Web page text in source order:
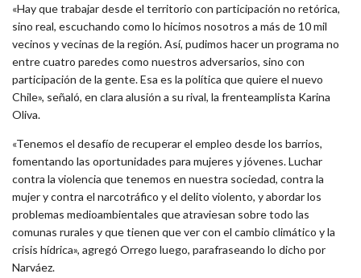
«Hay que trabajar desde el territorio con participación no retórica,
sino real, escuchando como lo hicimos nosotros a más de 10 mil
vecinos y vecinas de la región. Así, pudimos hacer un programa no
entre cuatro paredes como nuestros adversarios, sino con
participación de la gente. Esa es la política que quiere el nuevo
Chile», señaló, en clara alusión a su rival, la frenteamplista Karina
Oliva.
«Tenemos el desafío de recuperar el empleo desde los barrios,
fomentando las oportunidades para mujeres y jóvenes. Luchar
contra la violencia que tenemos en nuestra sociedad, contra la
mujer y contra el narcotráfico y el delito violento, y abordar los
problemas medioambientales que atraviesan sobre todo las
comunas rurales y que tienen que ver con el cambio climático y la
crisis hídrica», agregó Orrego luego, parafraseando lo dicho por
Narváez.